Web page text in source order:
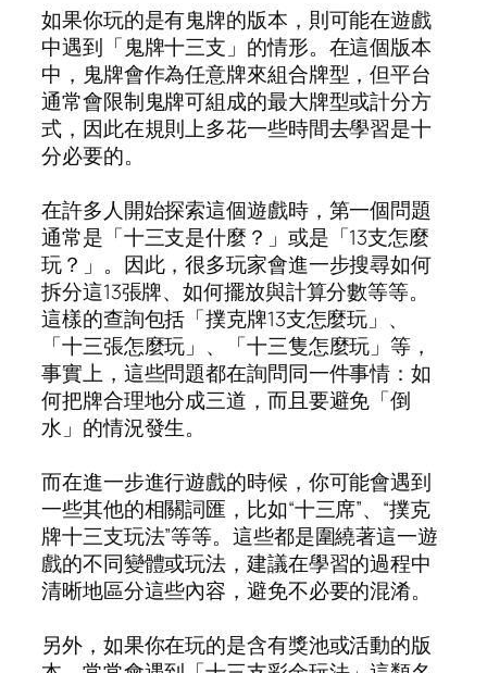
如果你玩的是有鬼牌的版本，則可能在遊戲
中遇到「鬼牌十三支」的情形。在這個版本
中，鬼牌會作為任意牌來組合牌型，但平台
通常會限制鬼牌可組成的最大牌型或計分方
式，因此在規則上多花一些時間去學習是十
分必要的。
在許多人開始探索這個遊戲時，第一個問題
通常是「十三支是什麼？」或是「13支怎麼
玩？」。因此，很多玩家會進一步搜尋如何
拆分這13張牌、如何擺放與計算分數等等。
這樣的查詢包括「撲克牌13支怎麼玩」、
「十三張怎麼玩」、「十三隻怎麼玩」等，
事實上，這些問題都在詢問同一件事情：如
何把牌合理地分成三道，而且要避免「倒
水」的情況發生。
而在進一步進行遊戲的時候，你可能會遇到
一些其他的相關詞匯，比如“十三席”、“撲克
牌十三支玩法”等等。這些都是圍繞著這一遊
戲的不同變體或玩法，建議在學習的過程中
清晰地區分這些內容，避免不必要的混淆。
另外，如果你在玩的是含有獎池或活動的版